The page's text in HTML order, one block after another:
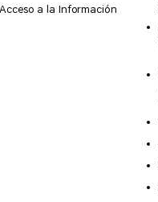
a la Información